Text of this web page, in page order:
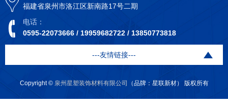
福建省泉州市洛江区新南路17号二期
电话：
0595-22073666 / 19959682722 / 13850773818
---友情链接---
Copyright © 泉州星塑装饰材料有限公司 （品牌：星联新材） 版权所有